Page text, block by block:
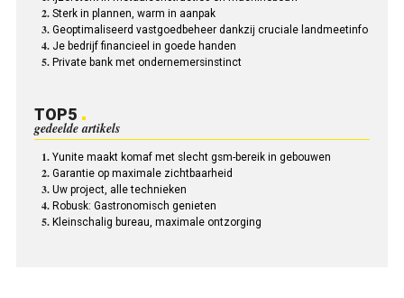
Sterk in plannen, warm in aanpak
Geoptimaliseerd vastgoedbeheer dankzij cruciale landmeetinfo
Je bedrijf financieel in goede handen
Private bank met ondernemersinstinct
TOP5
gedeelde artikels
Yunite maakt komaf met slecht gsm-bereik in gebouwen
Garantie op maximale zichtbaarheid
Uw project, alle technieken
Robusk: Gastronomisch genieten
Kleinschalig bureau, maximale ontzorging